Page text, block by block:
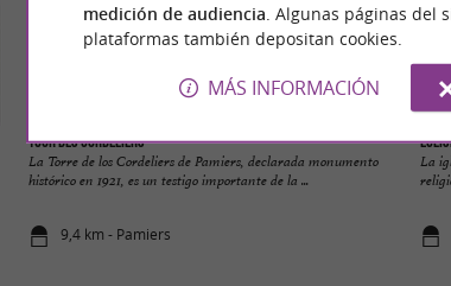
Tour des Cordeliers
La Torre de los Cordeliers de Pamiers, declarada monumento
histórico en 1921, es un testigo importante de la ...
9,4 km - Pamiers
La
medición de audiencia . Algunas páginas del
plataformas también depositan cookies.
MÁS INFORMACIÓN